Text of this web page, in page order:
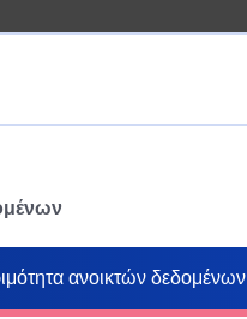
ανοικτών δεδομένων